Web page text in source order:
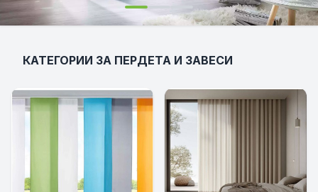
КАТЕГОРИИ ЗА ПЕРДЕТА И ЗАВЕСИ